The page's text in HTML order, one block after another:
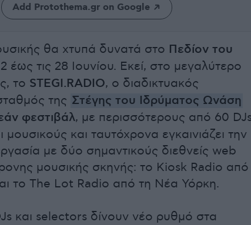
Add Protothema.gr on Google
θα χτυπά δυνατά στο Πεδίον του
έως τις 28 Ιουνίου. Εκεί, στο μεγαλύτερο
το STEGI.RADIO, ο διαδικτυακός
της Στέγης του Ιδρύματος Ωνάση
φεστιβάλ, με περισσότερους από 60
και ταυτόχρονα εγκαινιάζει την
με δύο σημαντικούς διεθνείς web
μουσικής σκηνής: το Kiosk Radio από
το The Lot Radio από τη Νέα Υόρκη.
και selectors δίνουν νέο ρυθμό στα